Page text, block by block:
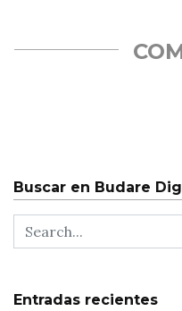
Buscar en Budare
Entradas recientes